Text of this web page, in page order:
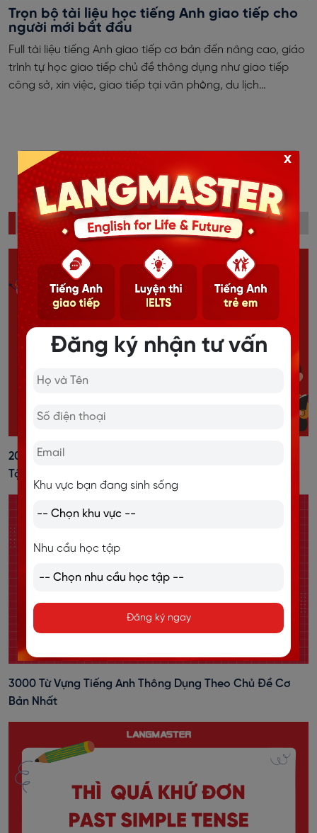
Trọn bộ tài liệu học tiếng Anh giao tiếp cho
người mới bắt đầu
Full tài liệu tiếng Anh giao tiếp cơ bản đến nâng cao, giáo
trình tự học giao tiếp chủ đề thông dụng như giao tiếp
công sở, xin việc, giao tiếp tại văn phòng, du lịch…
1 2
ĐỌC NHIỀU
20+ Cách Đánh Trọng Âm Tiếng Anh Dễ Nhớ, Kèm Bài
Tập Vận Dụng
3000 Từ Vựng Tiếng Anh Thông Dụng Theo Chủ Đề Cơ
Bản Nhất
Đăng ký nhận tư vấn
Khu vực bạn đang sinh sống
Nhu cầu học tập
Đăng ký ngay
x